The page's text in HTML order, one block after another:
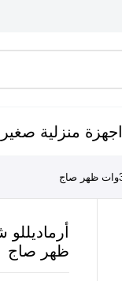
اجهزة منزلية
ظهر صاج